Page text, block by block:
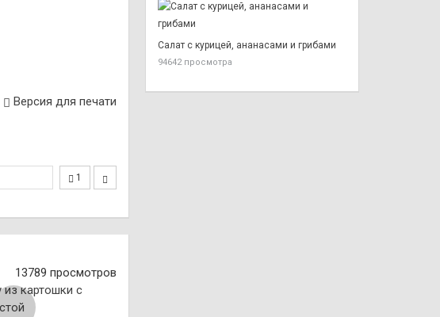
Версия для печати
1
13789 просмотров
Салат с курицей, ананасами и грибами
94642 просмотра